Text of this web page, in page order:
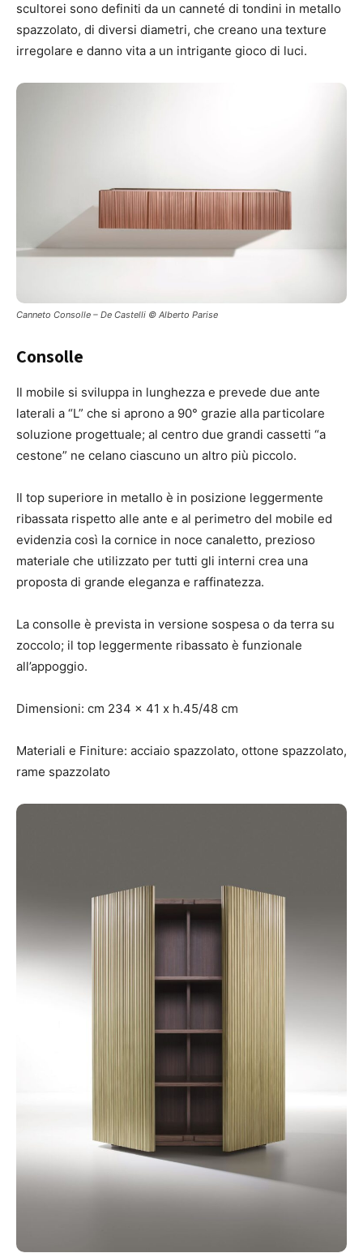
scultorei sono definiti da un canneté di tondini in metallo
spazzolato, di diversi diametri, che creano una texture
irregolare e danno vita a un intrigante gioco di luci.
Canneto Consolle – De Castelli © Alberto Parise
Consolle
Il mobile si sviluppa in lunghezza e prevede due ante
laterali a “L” che si aprono a 90° grazie alla particolare
soluzione progettuale; al centro due grandi cassetti “a
cestone” ne celano ciascuno un altro più piccolo.
Il top superiore in metallo è in posizione leggermente
ribassata rispetto alle ante e al perimetro del mobile ed
evidenzia così la cornice in noce canaletto, prezioso
materiale che utilizzato per tutti gli interni crea una
proposta di grande eleganza e raffinatezza.
La consolle è prevista in versione sospesa o da terra su
zoccolo; il top leggermente ribassato è funzionale
all’appoggio.
Dimensioni: cm 234 x 41 x h.45/48 cm
Materiali e Finiture: acciaio spazzolato, ottone spazzolato,
rame spazzolato